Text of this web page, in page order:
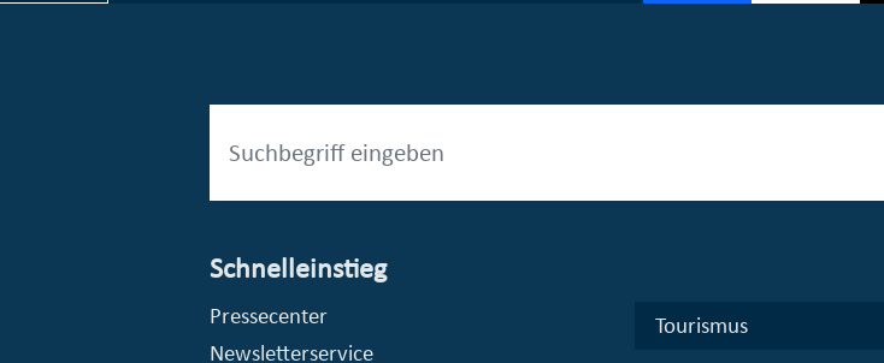
Schnelleinstieg
Pressecenter
Newsletterservice
Tourismus
© Stadt Essen, Presse- und Kommunikationsamt